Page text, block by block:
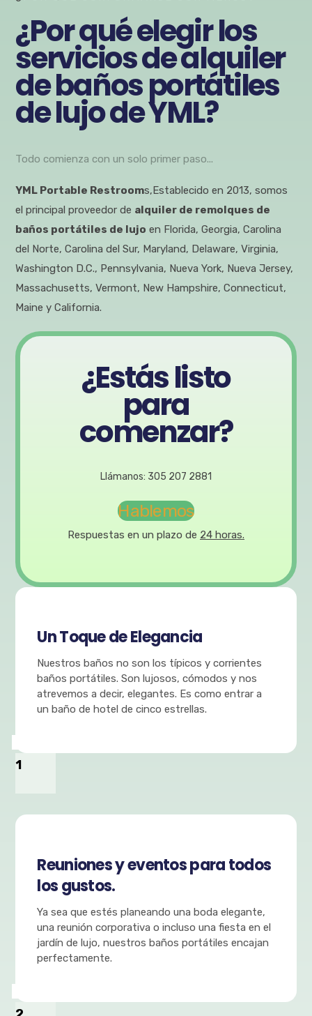
¿Por qué elegir los
servicios de alquiler
de baños portátiles
de lujo de YML?
Todo comienza con un solo primer paso...
YML Portable Restrooms,Establecido en 2013, somos
el principal proveedor de alquiler de remolques de
baños portátiles de lujo en Florida, Georgia, Carolina
del Norte, Carolina del Sur, Maryland, Delaware, Virginia,
Washington D.C., Pennsylvania, Nueva York, Nueva Jersey,
Massachusetts, Vermont, New Hampshire, Connecticut,
Maine y California.
¿Estás listo
para
comenzar?
Llámanos: 305 207 2881
Hablemos
Respuestas en un plazo de 24 horas.
Un Toque de Elegancia
Nuestros baños no son los típicos y corrientes
baños portátiles. Son lujosos, cómodos y nos
atrevemos a decir, elegantes. Es como entrar a
un baño de hotel de cinco estrellas.
1
Reuniones y eventos para todos
los gustos.
Ya sea que estés planeando una boda elegante,
una reunión corporativa o incluso una fiesta en el
jardín de lujo, nuestros baños portátiles encajan
perfectamente.